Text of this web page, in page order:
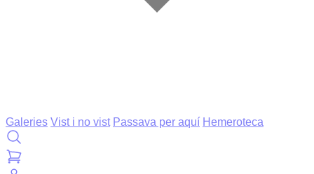
Galeries Vist i no vist Passava per aquí Hemeroteca